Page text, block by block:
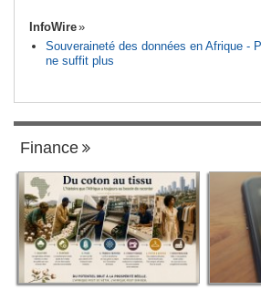
InfoWire
Souveraineté des données en Afrique -
ne suffit plus
Finance